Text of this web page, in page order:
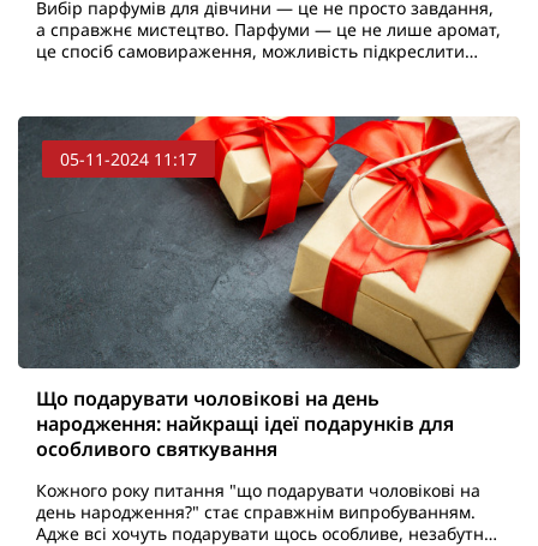
Вибір парфумів для дівчини — це не просто завдання,
а справжнє мистецтво. Парфуми — це не лише аромат,
це спосіб самовираження, можливість підкреслити
05-11-2024 11:17
Що подарувати чоловікові на день
народження: найкращі ідеї подарунків для
особливого святкування
Кожного року питання "що подарувати чоловікові на
день народження?" стає справжнім випробуванням.
Адже всі хочуть подарувати щось особливе, незабутнє,